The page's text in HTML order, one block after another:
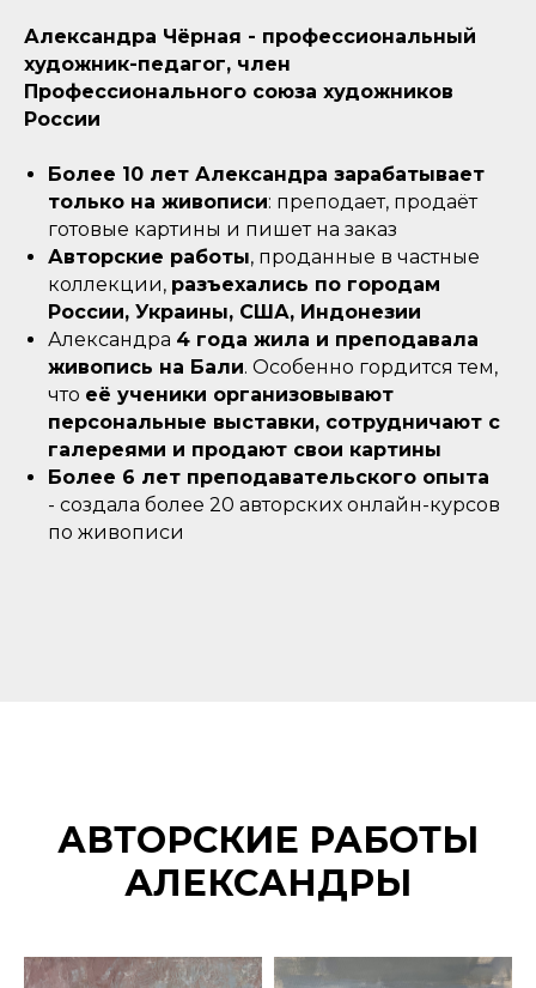
Александра Чёрная - профессиональный
художник-педагог, член
Профессионального союза художников
России
Более 10 лет Александра зарабатывает
только на живописи: преподает, продаёт
готовые картины и пишет на заказ
Авторские работы, проданные в частные
коллекции, разъехались по городам
России, Украины, США, Индонезии
Александра 4 года жила и преподавала
живопись на Бали. Особенно гордится тем,
что её ученики организовывают
персональные выставки, сотрудничают с
галереями и продают свои картины
Более 6 лет преподавательского опыта
- создала более 20 авторских онлайн-курсов
по живописи
АВТОРСКИЕ РАБОТЫ
АЛЕКСАНДРЫ